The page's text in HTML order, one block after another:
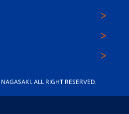
ラム
ALL RIGHT RESERVED.